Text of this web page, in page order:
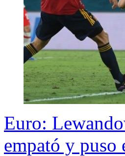
Euro:
empató y